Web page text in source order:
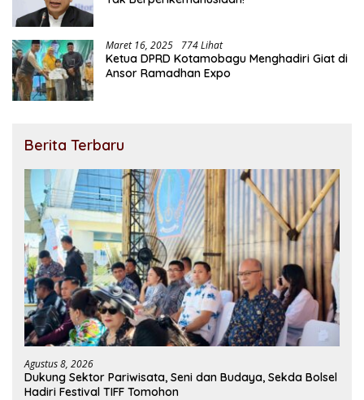
Maret 16, 2025 774 Lihat
Ketua DPRD Kotamobagu Menghadiri Giat di
Ansor Ramadhan Expo
Berita Terbaru
Agustus 8, 2026
Dukung Sektor Pariwisata, Seni dan Budaya, Sekda Bolsel
Hadiri Festival TIFF Tomohon